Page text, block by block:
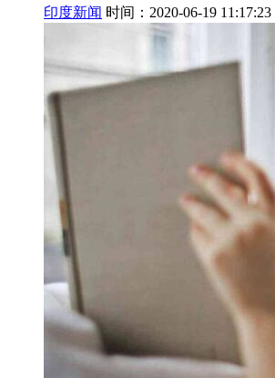
印度新闻 时间：2020-06-19 11:17:23